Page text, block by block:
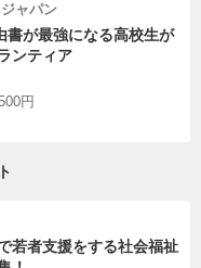
ャパン
書が最強になる高校生が
ンティア
円
若者支援をする社会福祉